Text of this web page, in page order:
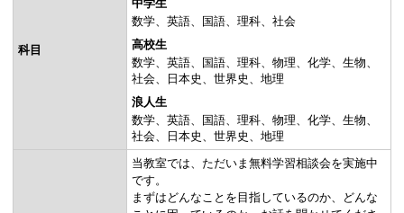
科目
中学生
数学
英語 国語 理科
社会
高校生
数学
英語 国語 理科 物理 化学
生物
社会
日本史 世界史
地理
浪人生
数学
英語 国語 理科 物理 化学
生物
社会
日本史 世界史 地理
当教室では、ただいま無料学習相談会を実施中
です。
まずはどんなことを目指しているのか、どんな